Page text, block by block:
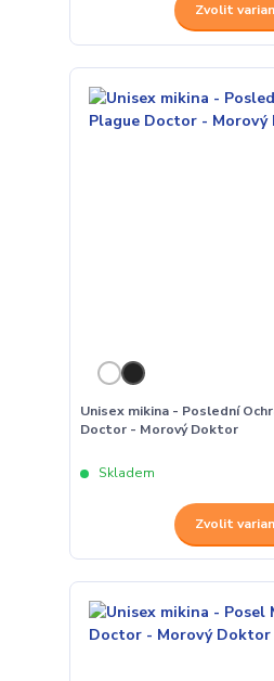
Zvolit
Unisex mikina - Poslední
Doctor - Morový Doktor
Skladem
Zvolit